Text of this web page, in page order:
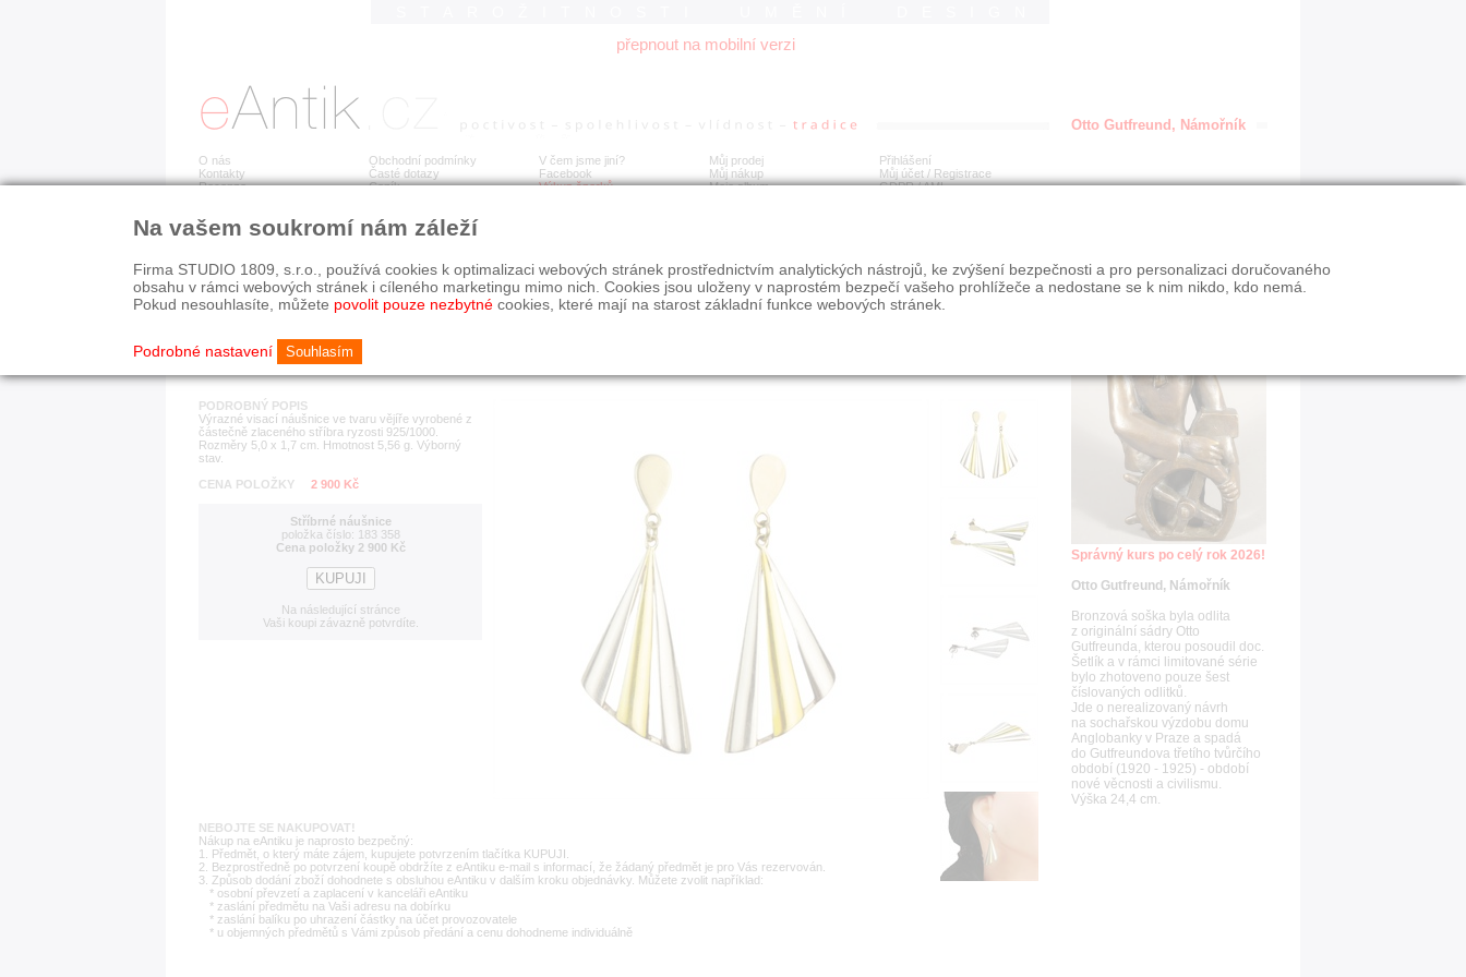
přepnout na mobilní verzi
O nás
Kontakty
Recenze
Obchodní podmínky
Časté dotazy
Ceník
V čem jsme jiní?
Facebook
Výkup šperků
Můj prodej
Můj nákup
Moje album
Přihlášení
Můj účet / Registrace
GDPR/AML
Detail položky č. 183 358 Stříbrné náušnice
PODROBNÝ POPIS
Výrazné visací náušnice ve tvaru vějíře vyrobené z
částečně zlaceného stříbra ryzosti 925/1000.
Rozměry 5,0 x 1,7 cm. Hmotnost 5,56 g. Výborný
stav.
CENA POLOŽKY
2 900 Kč
Stříbrné náušnice
položka číslo: 183 358
Cena položky 2 900 Kč
Na následující stránce
Vaši koupi závazně potvrdíte.
NEBOJTE SE NAKUPOVAT!
Nákup na eAntiku je naprosto bezpečný:
1. Předmět, o který máte zájem, kupujete potvrzením tlačítka KUPUJI.
2. Bezprostředně po potvrzení koupě obdržíte z eAntiku e-mail s informací, že žádaný předmět je pro Vás rezervován.
3. Způsob dodání zboží dohodnete s obsluhou eAntiku v dalším kroku objednávky. Můžete zvolit například:
* osobní převzetí a zaplacení v kanceláři eAntiku
* zaslání předmětu na Vaši adresu na dobírku
* zaslání balíku po uhrazení částky na účet provozovatele
* u objemných předmětů s Vámi způsob předání a cenu dohodneme individuálně
Otto Gutfreund, Námořník
Správný kurs po celý rok 2026!
Otto Gutfreund, Námořník
Bronzová soška byla odlita
z originální sádry Otto
Gutfreunda, kterou posoudil doc.
Šetlík a v rámci limitované série
bylo zhotoveno pouze šest
číslovaných odlitků.
Jde o nerealizovaný návrh
na sochařskou výzdobu domu
Anglobanky v Praze a spadá
do Gutfreundova třetího tvůrčího
období (1920 - 1925) - období
nové věcnosti a civilismu.
Výška 24,4 cm.
Na vašem soukromí nám záleží
Firma STUDIO 1809, s.r.o., používá cookies k optimalizaci webových stránek prostřednictvím analytických nástrojů, ke zvýšení bezpečnosti a pro personalizaci doručovaného
obsahu v rámci webových stránek i cíleného marketingu mimo nich. Cookies jsou uloženy v naprostém bezpečí vašeho prohlížeče a nedostane se k nim nikdo, kdo nemá.
Pokud nesouhlasíte, můžete povolit pouze nezbytné cookies, které mají na starost základní funkce webových stránek.
Podrobné nastavení Souhlasím